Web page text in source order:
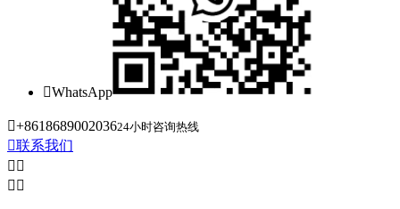
WhatsApp
+861868900203624小时咨询热线
联系我们
 
 